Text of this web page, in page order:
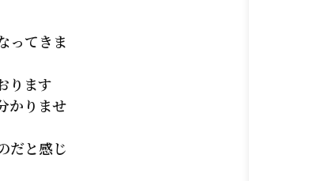
ってきま
ります
かりませ
だと感じ